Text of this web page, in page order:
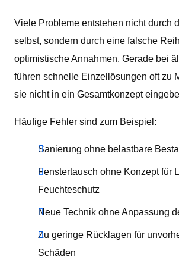
Viele Probleme entstehen nicht durch
selbst, sondern durch eine falsche
optimistische Annahmen. Gerade bei
führen schnelle Einzellösungen oft zu
sie nicht in ein Gesamtkonzept
Häufige Fehler sind zum Beispiel:
Sanierung ohne belastbare
Fenstertausch ohne Konzept für
Feuchteschutz
Neue Technik ohne Anpassung
Zu geringe Rücklagen für
Schäden